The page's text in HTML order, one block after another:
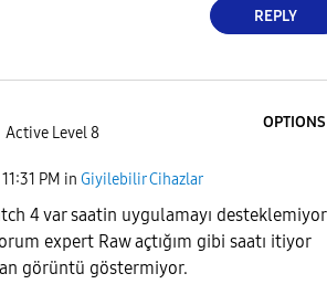
REPLY
Active Level 8
OPTIONS
11:31 PM in Giyilebilir Cihazlar
4 var saatin uygulamayı desteklemiyor
expert Raw açtığım gibi saatı itiyor
görüntü göstermiyor.